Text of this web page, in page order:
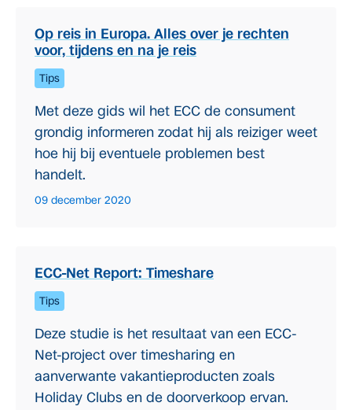
Op reis in Europa. Alles over je rechten
voor, tijdens en na je reis
Tips
Met deze gids wil het ECC de consument
grondig informeren zodat hij als reiziger weet
hoe hij bij eventuele problemen best
handelt.
09 december 2020
ECC-Net Report: Timeshare
Tips
Deze studie is het resultaat van een ECC-
Net-project over timesharing en
aanverwante vakantieproducten zoals
Holiday Clubs en de doorverkoop ervan.